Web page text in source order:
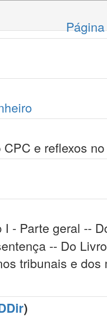
e reflexos
I - Parte geral --
-- Do
tribunais e
)